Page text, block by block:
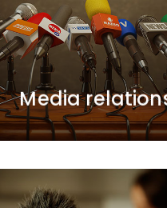
Media
Media relations
Od zawsze lekkość kreacji
strategicznym podejściem do
założonych planów a każdy nasz